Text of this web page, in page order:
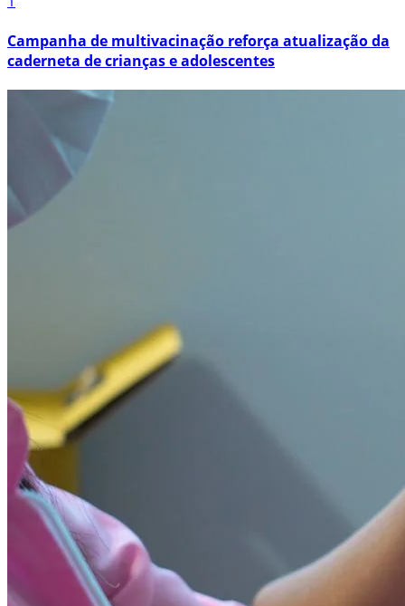
Campanha de multivacinação reforça atualização da
caderneta de crianças e adolescentes